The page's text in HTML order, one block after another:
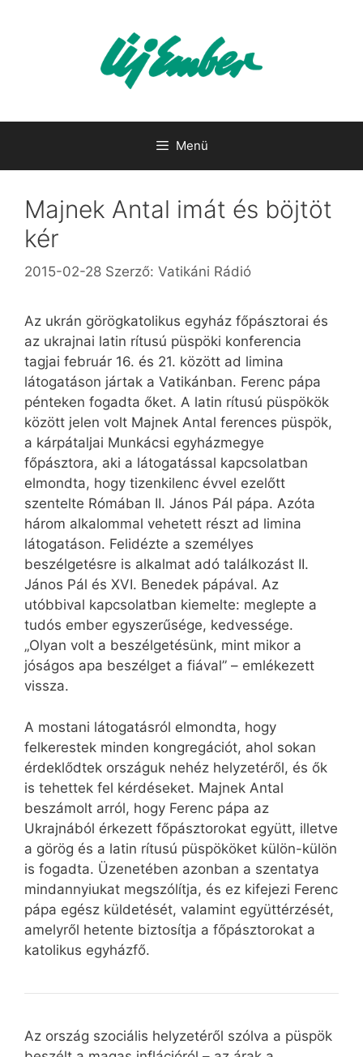
Menü
Majnek Antal imát és böjtöt
kér
2015-02-28 Szerző: Vatikáni Rádió
Az ukrán görögkatolikus egyház főpásztorai és
az ukrajnai latin rítusú püspöki konferencia
tagjai február 16. és 21. között ad limina
látogatáson jártak a Vatikánban. Ferenc pápa
pénteken fogadta őket. A latin rítusú püspökök
között jelen volt Majnek Antal ferences püspök,
a kárpátaljai Munkácsi egyházmegye
főpásztora, aki a látogatással kapcsolatban
elmondta, hogy tizenkilenc évvel ezelőtt
szentelte Rómában II. János Pál pápa. Azóta
három alkalommal vehetett részt ad limina
látogatáson. Felidézte a személyes
beszélgetésre is alkalmat adó találkozást II.
János Pál és XVI. Benedek pápával. Az
utóbbival kapcsolatban kiemelte: meglepte a
tudós ember egyszerűsége, kedvessége.
„Olyan volt a beszélgetésünk, mint mikor a
jóságos apa beszélget a fiával” – emlékezett
vissza.
A mostani látogatásról elmondta, hogy
felkerestek minden kongregációt, ahol sokan
érdeklődtek országuk nehéz helyzetéről, és ők
is tehettek fel kérdéseket. Majnek Antal
beszámolt arról, hogy Ferenc pápa az
Ukrajnából érkezett főpásztorokat együtt, illetve
a görög és a latin rítusú püspököket külön-külön
is fogadta. Üzenetében azonban a szentatya
mindannyiukat megszólítja, és ez kifejezi Ferenc
pápa egész küldetését, valamint együttérzését,
amelyről hetente biztosítja a főpásztorokat a
katolikus egyházfő.
Az ország szociális helyzetéről szólva a püspök